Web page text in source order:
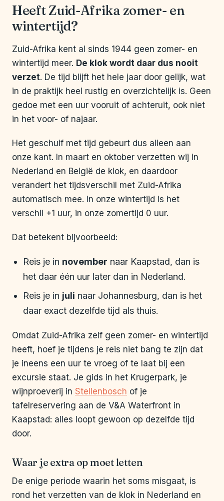
Heeft Zuid-Afrika zomer- en
wintertijd?
Zuid-Afrika kent al sinds 1944 geen zomer- en
wintertijd meer. De klok wordt daar dus nooit
verzet. De tijd blijft het hele jaar door gelijk, wat
in de praktijk heel rustig en overzichtelijk is. Geen
gedoe met een uur vooruit of achteruit, ook niet
in het voor- of najaar.
Het geschuif met tijd gebeurt dus alleen aan
onze kant. In maart en oktober verzetten wij in
Nederland en België de klok, en daardoor
verandert het tijdsverschil met Zuid-Afrika
automatisch mee. In onze wintertijd is het
verschil +1 uur, in onze zomertijd 0 uur.
Dat betekent bijvoorbeeld:
Reis je in november naar Kaapstad, dan is
het daar één uur later dan in Nederland.
Reis je in juli naar Johannesburg, dan is het
daar exact dezelfde tijd als thuis.
Omdat Zuid-Afrika zelf geen zomer- en wintertijd
heeft, hoef je tijdens je reis niet bang te zijn dat
je ineens een uur te vroeg of te laat bij een
excursie staat. Je gids in het Krugerpark, je
wijnproeverij in Stellenbosch of je
tafelreservering aan de V&A Waterfront in
Kaapstad: alles loopt gewoon op dezelfde tijd
door.
Waar je extra op moet letten
De enige periode waarin het soms misgaat, is
rond het verzetten van de klok in Nederland en